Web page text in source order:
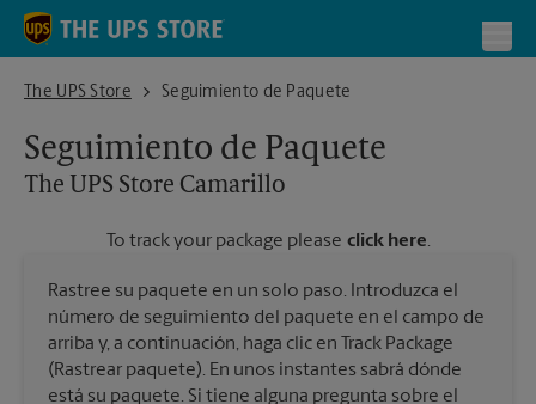
Skip to content
Return to Nav
The UPS Store
The UPS Store CamarilloSeguimiento de Paquete
Seguimiento de Paquete
The UPS Store Camarillo
To track your package please click here.
Rastree su paquete en un solo paso. Introduzca el
número de seguimiento del paquete en el campo de
arriba y, a continuación, haga clic en Track Package
(Rastrear paquete). En unos instantes sabrá dónde
está su paquete. Si tiene alguna pregunta sobre el